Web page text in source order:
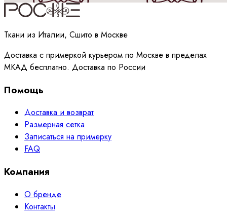
Принимаюполитикуобработки данных
Ткани из Италии, Сшито в Москве
Доставка с примеркой курьером по Москве в пределах
МКАД бесплатно. Доставка по России
Помощь
Доставка и возврат
Размерная сетка
Записаться на примерку
FAQ
Компания
О бренде
Контакты